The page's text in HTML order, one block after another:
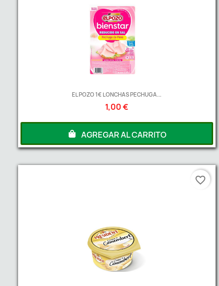
EL POZO 1€ LONCHAS PECHUGA...
1,00 €
AGREGAR AL CARRITO
favorite_border